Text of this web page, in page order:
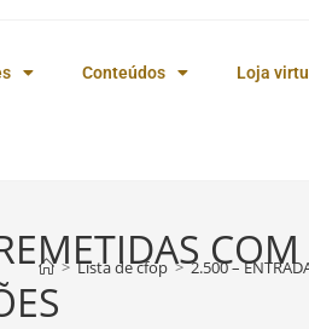
Conteúdos Loja
> Lista de cfop > 2.500 –